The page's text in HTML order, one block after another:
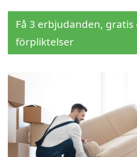
Få 3 erbjudanden,
förpliktelser